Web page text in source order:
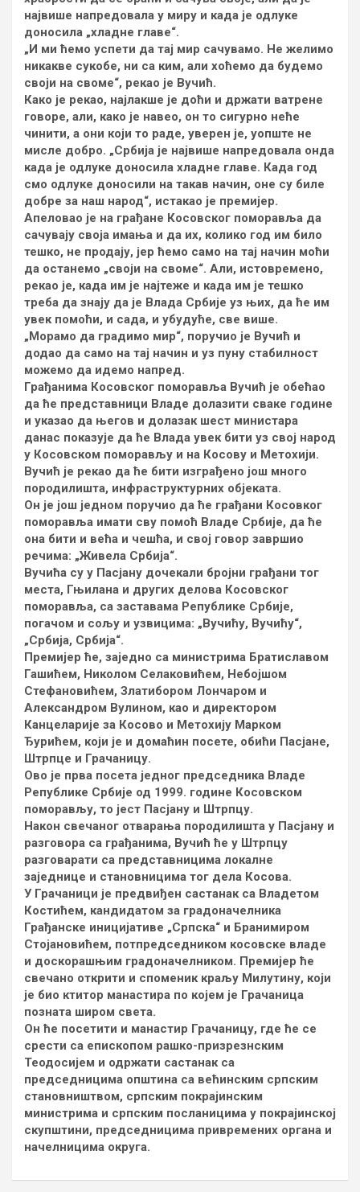
највише напредовала у миру и када је одлуке
доносила „хладне главе“.
„И ми ћемо успети да тај мир сачувамо. Не желимо
никакве сукобе, ни са ким, али хоћемо да будемо
своји на своме“, рекао је Вучић.
Како је рекао, најлакше је доћи и држати ватрене
говоре, али, како је навео, он то сигурно неће
чинити, а они који то раде, уверен је, уопште не
мисле добро. „Србија је највише напредовала онда
када је одлуке доносила хладне главе. Када год
смо одлуке доносили на такав начин, оне су биле
добре за наш народ“, истакао је премијер.
Апеловао је на грађане Косовског поморавља да
сачувају своја имања и да их, колико год им било
тешко, не продају, јер ћемо само на тај начин моћи
да останемо „своји на своме“. Али, истовремено,
рекао је, када им је најтеже и када им је тешко
треба да знају да је Влада Србије уз њих, да ће им
увек помоћи, и сада, и убудуће, све више.
„Морамо да градимо мир“, поручио је Вучић и
додао да само на тај начин и уз пуну стабилност
можемо да идемо напред.
Грађанима Косовског поморавља Вучић је обећао
да ће представници Владе долазити сваке године
и указао да његов и долазак шест министара
данас показује да ће Влада увек бити уз свој народ
у Косовском поморављу и на Косову и Метохији.
Вучић је рекао да ће бити изграђено још много
породилишта, инфраструктурних објеката.
Он је још једном поручио да ће грађани Косовког
поморавља имати сву помоћ Владе Србије, да ће
она бити и већа и чешћа, и свој говор завршио
речима: „Живела Србија“.
Вучића су у Пасјану дочекали бројни грађани тог
места, Гњилана и других делова Косовског
поморавља, са заставама Републике Србије,
погачом и сољу и узвицима: „Вучићу, Вучићу“,
„Србија, Србија“.
Премијер ће, заједно са министрима Братиславом
Гашићем, Николом Селаковићем, Небојшом
Стефановићем, Златибором Лончаром и
Александром Вулином, као и директором
Канцеларије за Косово и Метохију Марком
Ђурићем, који је и домаћин посете, обићи Пасјане,
Штрпце и Грачаницу.
Ово је прва посета једног председника Владе
Републике Србије од 1999. године Косовском
поморављу, то јест Пасјану и Штрпцу.
Након свечаног отварања породилишта у Пасјану и
разговора са грађанима, Вучић ће у Штрпцу
разговарати са представницима локалне
заједнице и становницима тог дела Косова.
У Грачаници је предвиђен састанак са Владетом
Костићем, кандидатом за градоначелника
Грађанске иницијативе „Српска“ и Бранимиром
Стојановићем, потпредседником косовске владе
и доскорашњим градоначелником. Премијер ће
свечано открити и споменик краљу Милутину, који
је био ктитор манастира по којем је Грачаница
позната широм света.
Он ће посетити и манастир Грачаницу, где ће се
срести са епископом рашко-призрезнским
Теодосијем и одржати састанак са
председницима општина са већинским српским
становништвом, српским покрајинским
министрима и српским посланицима у покрајинској
скупштини, председницима привремених органа и
начелницима округа.